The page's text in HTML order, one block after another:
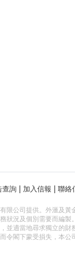
查詢 加入信報 聯絡
限公司提供。外滙及黃
況及個別需要而編製
並適當地尋求獨立的
令閣下蒙受損失，本公